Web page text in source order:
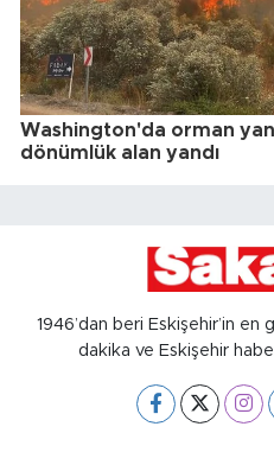
Washington'da orman
dönümlük alan yandı
1946’dan beri Eskişehir’in
dakika ve Eskişehir